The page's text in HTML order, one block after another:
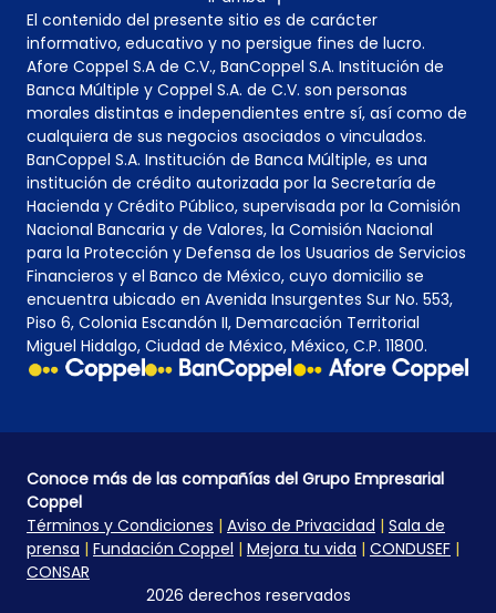
El contenido del presente sitio es de carácter
informativo, educativo y no persigue fines de lucro.
Afore Coppel S.A de C.V., BanCoppel S.A. Institución de
Banca Múltiple y Coppel S.A. de C.V. son personas
morales distintas e independientes entre sí, así como de
cualquiera de sus negocios asociados o vinculados.
BanCoppel S.A. Institución de Banca Múltiple, es una
institución de crédito autorizada por la Secretaría de
Hacienda y Crédito Público, supervisada por la Comisión
Nacional Bancaria y de Valores, la Comisión Nacional
para la Protección y Defensa de los Usuarios de Servicios
Financieros y el Banco de México, cuyo domicilio se
encuentra ubicado en Avenida Insurgentes Sur No. 553,
Piso 6, Colonia Escandón II, Demarcación Territorial
Miguel Hidalgo, Ciudad de México, México, C.P. 11800.
Conoce más de las compañías del Grupo Empresarial
Coppel
Términos y Condiciones | Aviso de Privacidad | Sala de
prensa | Fundación Coppel | Mejora tu vida | CONDUSEF |
CONSAR
2026 derechos reservados